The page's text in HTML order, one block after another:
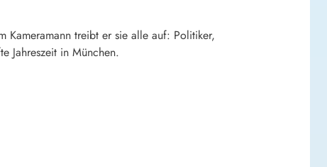
Kameramann treibt er sie alle auf: Politiker,
Jahreszeit in München.